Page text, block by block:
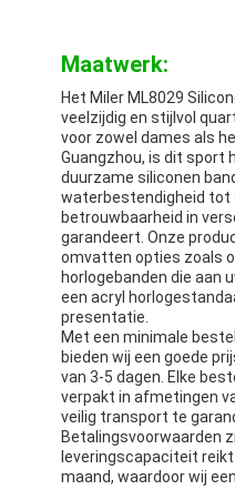
Maatwerk:
Het Miler ML8029
veelzijdig en stijlvol
voor zowel dames als
Guangzhou, is dit sport
duurzame siliconen
waterbestendigheid tot
betrouwbaarheid in
garandeert. Onze
omvatten opties zoals
horlogebanden die aan
een acryl
presentatie.
Met een minimale
bieden wij een goede
van 3-5 dagen. Elke
verpakt in afmetingen
veilig transport te
Betalingsvoorwaarden
leveringscapaciteit
maand, waardoor wij